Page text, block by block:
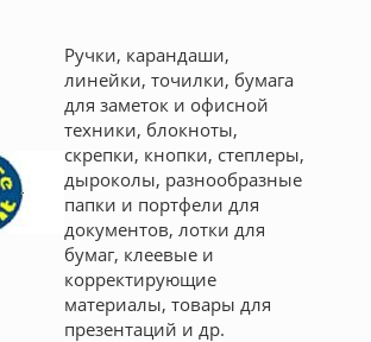
Ручки, карандаши,
линейки, точилки, бумага
для заметок и офисной
техники, блокноты,
скрепки, кнопки, степлеры,
дыроколы, разнообразные
папки и портфели для
документов, лотки для
бумаг, клеевые и
корректирующие
материалы, товары для
презентаций и др.